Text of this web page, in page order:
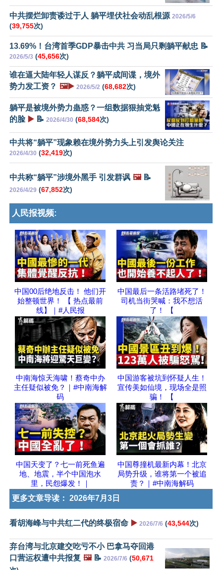
中共摆烂卸责诿过于人 躺平埋伏社会动乱根源 2026/5/6
(39,755次)
13.69%！台湾首季GDP暴击中共 习当局只剩躺平献忠 📝
2026/5/3 (45,656次)
谁在逼大陆年轻人谋反？躺平成间谍，境外
势力发工资？ 🖼️▶️ 2026/5/2 (68,682次)
躺平是被境外势力蛊惑？一组数据狠抽党魁
的脸 ▶️ 📝 2026/4/30 (68,584次)
中共将“躺平”现象赖在境外势力头上引发舆论关注
2026/4/30 (32,419次)
中共称“躺平”涉境外黑手 引发群讽 🖼️📝
2026/4/29 (67,852次)
人民报视频:
中国00后绝地反击！ 他们开
始整顿世界！ 【 热点最前
线】｜#人民报
中国最后一条活路堵死了！
司机当街哭喊：我不想活
了！ 【
中南海惊天海啸！蔡奇中办
主任疑似被免？｜#中南海解
码
中国游客被坑到怀疑人生！
宣传美如仙境，现场全是照
骗！ 【
中国天变了？七一前死鱼遍
地、地震，半个中国泡水
里，民怨爆发！｜
中国尊撞机最新内幕！北京
局势升级，谁将第一个被追
责？｜#中南海解码
更多文章导读： 2026年7月3日
看胡海峰与中共红二代的终极宿命 ▶️ 2026/7/6 (43,544次)
弃台湾与北京建交吃亏不小 巴拿马夺回港
口营运权遭中共报复 🖼️📝 2026/7/6 (50,671